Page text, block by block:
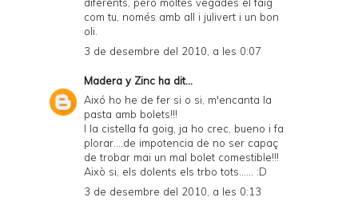
diferents, però moltes vegades el faig
com tu, només amb all i julivert i un bon
oli.
3 de desembre del 2010, a les 0:07
Madera y Zinc ha dit...
Aixó ho he de fer si o si, m'encanta la
pasta amb bolets!!!
I la cistella fa goig, ja ho crec, bueno i fa
plorar....de impotencia de no ser capaç
de trobar mai un mal bolet comestible!!!
Això si, els dolents els trbo tots...... :D
3 de desembre del 2010, a les 0:13